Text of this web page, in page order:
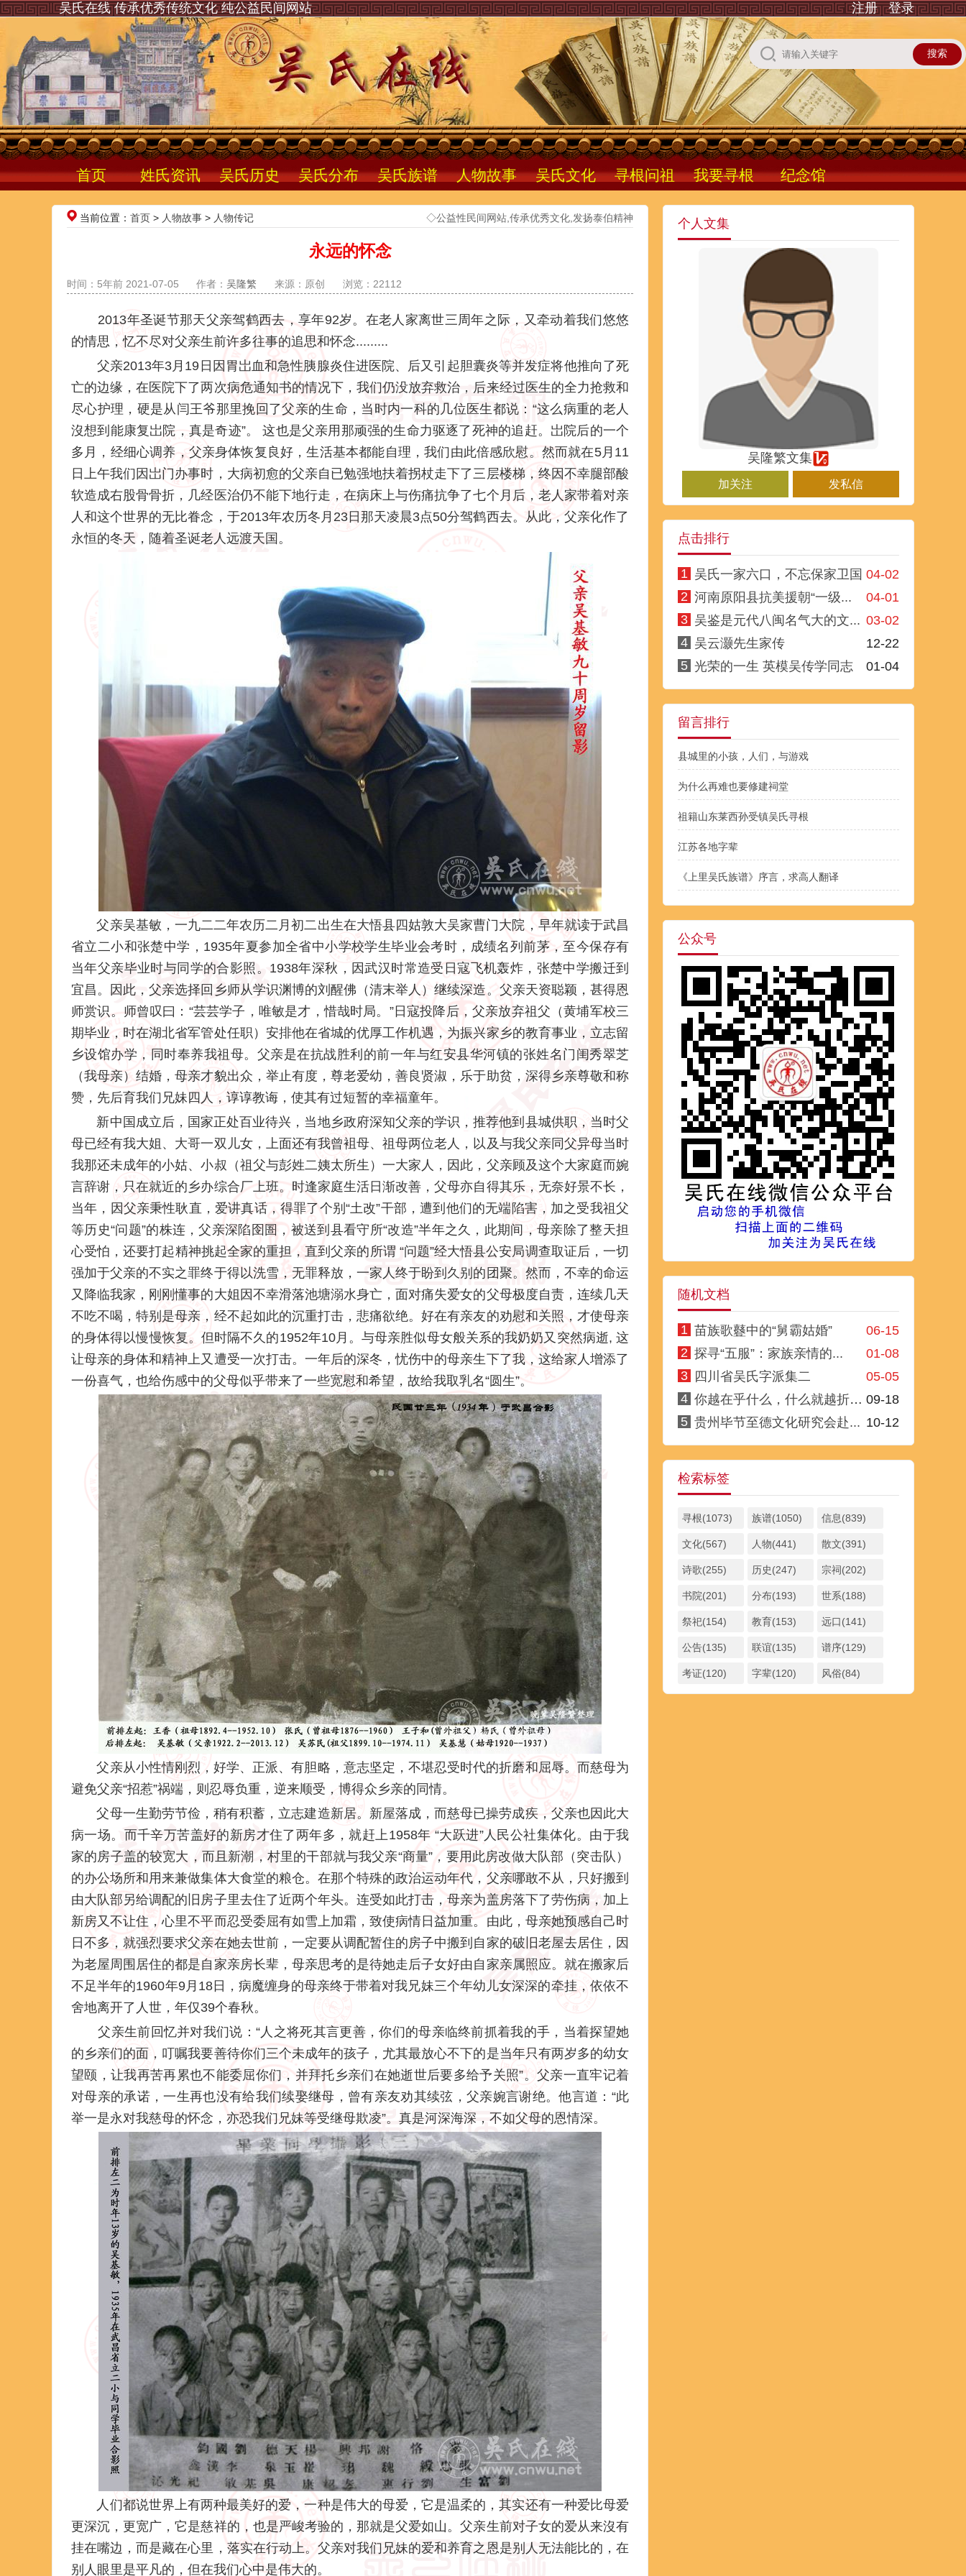
注册 登录
吴氏在线 传承优秀传统文化 纯公益民间网站
首页 姓氏资讯 吴氏历史 吴氏分布 吴氏族谱 人物故事 吴氏文化 寻根问祖 我要寻根 纪念馆
当前位置： 首页 > 人物故事 > 人物传记 ◇公益性民间网站,传承优秀文化,发扬泰伯精神
永远的怀念
时间：5年前 2021-07-05 作者： 吴隆繁 来源：原创 浏览：22112
2013年圣诞节那天父亲驾鹤西去，享年92岁。在老人家离世三周年之际，又牵动着我们悠悠
的情思，忆不尽对父亲生前许多往事的追思和怀念.........
父亲2013年3月19日因胃岀血和急性胰腺炎住进医院、后又引起胆囊炎等并发症将他推向了死
亡的边缘，在医院下了两次病危通知书的情况下，我们仍没放弃救治，后来经过医生的全力抢救和
尽心护理，硬是从闫王爷那里挽回了父亲的生命，当时内一科的几位医生都说：“这么病重的老人
沒想到能康复岀院，真是奇迹”。 这也是父亲用那顽强的生命力驱逐了死神的追赶。岀院后的一个
多月，经细心调养，父亲身体恢复良好，生活基本都能自理，我们由此倍感欣慰。然而就在5月11
日上午我们因岀门办事时，大病初愈的父亲自已勉强地扶着拐杖走下了三层楼梯，终因不幸腿部酸
软造成右股骨骨折，几经医治仍不能下地行走，在病床上与伤痛抗争了七个月后，老人家带着对亲
人和这个世界的无比眷念，于2013年农历冬月23日那天凌晨3点50分驾鹤西去。从此，父亲化作了
永恒的冬天，随着圣诞老人远渡天国。
父亲吴基敏，一九二二年农历二月初二出生在大悟县四姑敦大吴家曹门大院，早年就读于武昌
省立二小和张楚中学，1935年夏参加全省中小学校学生毕业会考时，成绩名列前茅，至今保存有
当年父亲毕业时与同学的合影照。1938年深秋，因武汉时常造受日寇飞机轰炸，张楚中学搬迁到
宜昌。因此，父亲选择回乡师从学识渊博的刘醒佛（清末举人）继续深造。父亲天资聪颖，甚得恩
师赏识。师曾叹曰：“芸芸学子，唯敏是才，惜哉时局。”日寇投降后，父亲放弃祖父（黄埔军校三
期毕业，时在湖北省军管处任职）安排他在省城的优厚工作机遇，为振兴家乡的教育事业，立志留
乡设馆办学，同时奉养我祖母。父亲是在抗战胜利的前一年与红安县华河镇的张姓名门闺秀翠芝
（我母亲）结婚，母亲才貌出众，举止有度，尊老爱幼，善良贤淑，乐于助贫，深得乡亲尊敬和称
赞，先后育我们兄妹四人，谆谆教诲，使其有过短暂的幸福童年。
新中国成立后，国家正处百业待兴，当地乡政府深知父亲的学识，推荐他到县城供职，当时父
母已经有我大姐、大哥一双儿女，上面还有我曾袓母、祖母两位老人，以及与我父亲同父异母当时
我那还未成年的小姑、小叔（祖父与彭姓二姨太所生）一大家人，因此，父亲顾及这个大家庭而婉
言辞谢，只在就近的乡办综合厂上班。时逢家庭生活日渐改善，父母亦自得其乐，无奈好景不长，
当年，因父亲秉性耿直，爱讲真话，得罪了个别“土改”干部，遭到他们的无端陷害，加之受我祖父
等历史“问题”的株连，父亲深陷囹圄，被送到县看守所“改造”半年之久，此期间，母亲除了整天担
心受怕，还要打起精神挑起全家的重担，直到父亲的所谓 “问题”经大悟县公安局调查取证后，一切
强加于父亲的不实之罪终于得以洗雪，无罪释放，一家人终于盼到久别的团聚。然而，不幸的命运
又降临我家，刚刚懂事的大姐因不幸滑落池塘溺水身亡，面对痛失爱女的父母极度自责，连续几天
不吃不喝，特别是母亲，经不起如此的沉重打击，悲痛欲绝。好在有亲友的劝慰和关照，才使母亲
的身体得以慢慢恢复。但时隔不久的1952年10月。与母亲胜似母女般关系的我奶奶又突然病逝, 这
让母亲的身体和精神上又遭受一次打击。一年后的深冬，忧伤中的母亲生下了我，这给家人增添了
一份喜气，也给伤感中的父母似乎带来了一些宽慰和希望，故给我取乳名“圆生”。
父亲从小性情刚烈，好学、正派、有胆略，意志坚定，不堪忍受时代的折磨和屈辱。而慈母为
避免父亲“招惹”祸端，则忍辱负重，逆来顺受，博得众乡亲的同情。
父母一生勤劳节俭，稍有积蓄，立志建造新居。新屋落成，而慈母已操劳成疾，父亲也因此大
病一场。而千辛万苦盖好的新房才住了两年多，就赶上1958年 “大跃进”人民公社集体化。由于我
家的房子盖的较宽大，而且新潮，村里的干部就与我父亲“商量”，要用此房改做大队部（突击队）
的办公场所和用来兼做集体大食堂的粮仓。在那个特殊的政治运动年代，父亲哪敢不从，只好搬到
由大队部另给调配的旧房子里去住了近两个年头。连受如此打击，母亲为盖房落下了劳伤病，加上
新房又不让住，心里不平而忍受委屈有如雪上加霜，致使病情日益加重。由此，母亲她预感自己时
日不多，就强烈要求父亲在她去世前，一定要从调配暂住的房子中搬到自家的破旧老屋去居住，因
为老屋周围居住的都是自家亲房长辈，母亲思考的是待她走后子女好由自家亲属照应。就在搬家后
不足半年的1960年9月18日，病魔缠身的母亲终于带着对我兄妹三个年幼儿女深深的牵挂，依依不
舍地离开了人世，年仅39个春秋。
父亲生前回忆并对我们说：“人之将死其言更善，你们的母亲临终前抓着我的手，当着探望她
的乡亲们的面，叮嘱我要善待你们三个未成年的孩子，尤其最放心不下的是当年只有两岁多的幼女
望颐，让我再苦再累也不能委屈你们，并拜托乡亲们在她逝世后要多给予关照”。父亲一直牢记着
对母亲的承诺，一生再也没有给我们续娶继母，曾有亲友劝其续弦，父亲婉言谢绝。他言道：“此
举一是永对我慈母的怀念，亦恐我们兄妹等受继母欺凌”。真是河深海深，不如父母的恩情深。
人们都说世界上有两种最美好的爱，一种是伟大的母爱，它是温柔的，其实还有一种爱比母爱
更深沉，更宽广，它是慈祥的，也是严峻考验的，那就是父爱如山。父亲生前对子女的爱从来沒有
挂在嘴边，而是藏在心里，落实在行动上。父亲对我们兄妹的爱和养育之恩是别人无法能比的，在
别人眼里是平凡的，但在我们心中是伟大的。
个人文集
吴隆繁文集
加关注 发私信
点击排行
1 04-02
吴氏一家六口，不忘保家卫国
2
04-01
河南原阳县抗美援朝“一级...
3
03-02
吴鉴是元代八闽名气大的文...
4
12-22
吴云灏先生家传
5
01-04
光荣的一生 英模吴传学同志
留言排行
县城里的小孩，人们，与游戏
为什么再难也要修建祠堂
祖籍山东莱西孙受镇吴氏寻根
江苏各地字辈
《上里吴氏族谱》序言，求高人翻译
公众号
随机文档
1 06-15
苗族歌鼟中的“舅霸姑婚”
2
01-08
探寻“五服”：家族亲情的...
3
05-05
四川省吴氏字派集二
4
09-18
你越在乎什么，什么就越折磨你
5
10-12
贵州毕节至德文化研究会赴...
检索标签
寻根(1073) 族谱(1050) 信息(839)
文化(567) 人物(441) 散文(391)
诗歌(255) 历史(247) 宗祠(202)
书院(201) 分布(193) 世系(188)
祭祀(154) 教育(153) 远口(141)
公告(135) 联谊(135) 谱序(129)
考证(120) 字辈(120) 风俗(84)